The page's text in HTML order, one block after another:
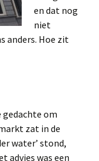
en dat nog
niet
anders. Hoe zit
gedachte om
zat in de
water’ stond,
advies was een